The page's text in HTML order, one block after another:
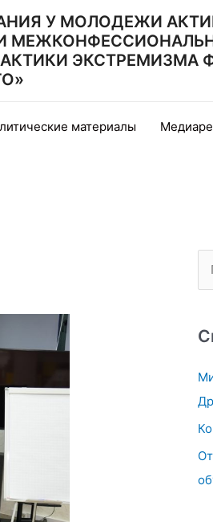
У МОЛОДЕЖИ
ЭКСТРЕМИЗМА
материалы
с
: